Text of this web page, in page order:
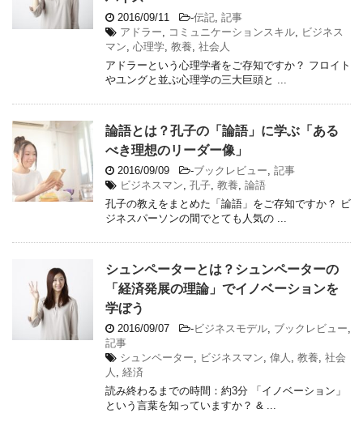
2016/09/11 -伝記 記事
アドラー
コミュニケーションスキル
ビジネス
マン 心理学 教養 社会人
アドラーという心理学者をご存知ですか？ フロイト
やユングと並ぶ心理学の三大巨頭と ...
論語とは？孔子の「論語」に学ぶ「ある
べき理想のリーダー像」
2016/09/09 -ブックレビュー 記事
ビジネスマン 孔子 教養 論語
孔子の教えをまとめた「論語」をご存知ですか？ ビ
ジネスパーソンの間でとても人気の ...
シュンペーターとは？シュンペーターの
「経済発展の理論」でイノベーションを
学ぼう
2016/09/07 -ビジネスモデル ブックレビュー
記事
シュンペーター
ビジネスマン 偉人 教養 社会
人
経済
読み終わるまでの時間：約3分 「イノベーション」
という言葉を知っていますか？ & ...